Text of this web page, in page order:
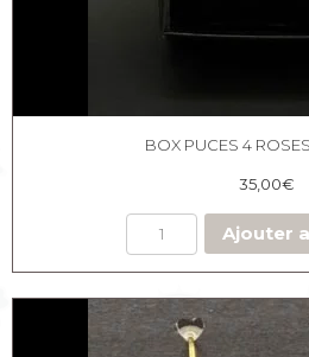
BOX PUCES 4
35,00€
Ajouter